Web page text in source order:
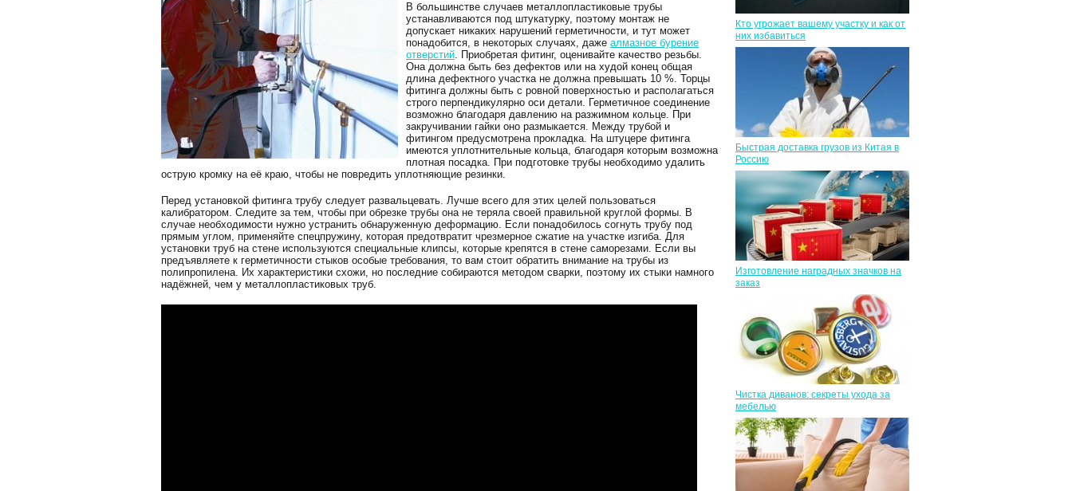
В большинстве случаев металлопластиковые трубы
устанавливаются под штукатурку, поэтому монтаж не
допускает никаких нарушений герметичности, и тут может
понадобится, в некоторых случаях, даже алмазное бурение
отверстий. Приобретая фитинг, оценивайте качество резьбы.
Она должна быть без дефектов или на худой конец общая
длина дефектного участка не должна превышать 10 %. Торцы
фитинга должны быть с ровной поверхностью и располагаться
строго перпендикулярно оси детали. Герметичное соединение
возможно благодаря давлению на разжимном кольце. При
закручивании гайки оно размыкается. Между трубой и
фитингом предусмотрена прокладка. На штуцере фитинга
имеются уплотнительные кольца, благодаря которым возможна
плотная посадка. При подготовке трубы необходимо удалить
острую кромку на её краю, чтобы не повредить уплотняющие резинки.
Перед установкой фитинга трубу следует развальцевать. Лучше всего для этих целей пользоваться
калибратором. Следите за тем, чтобы при обрезке трубы она не теряла своей правильной круглой формы. В
случае необходимости нужно устранить обнаруженную деформацию. Если понадобилось согнуть трубу под
прямым углом, применяйте спецпружину, которая предотвратит чрезмерное сжатие на участке изгиба. Для
установки труб на стене используются специальные клипсы, которые крепятся в стене саморезами. Если вы
предъявляете к герметичности стыков особые требования, то вам стоит обратить внимание на трубы из
полипропилена. Их характеристики схожи, но последние собираются методом сварки, поэтому их стыки намного
надёжней, чем у металлопластиковых труб.
Кто угрожает вашему участку и как от
них избавиться
Быстрая доставка грузов из Китая в
Россию
Изготовление наградных значков на
заказ
Чистка диванов: секреты ухода за
мебелью